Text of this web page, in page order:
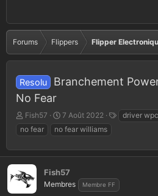
Forums Flippers Flipper
Resolu
Branchement
No Fear
A
u
t
u
d
e
Fish57
D
a
t
d
e
d
7 Août 2022 driver wpc
no fear
no fear williams
Fish57
Membres Membre FF